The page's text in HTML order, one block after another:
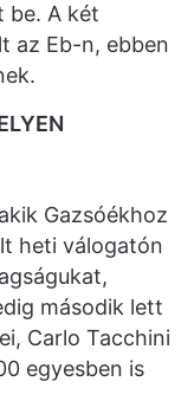
be. A két
az Eb-n, ebben
Gazsóékhoz
heti válogatón
második lett
Carlo Tacchini
egyesben is